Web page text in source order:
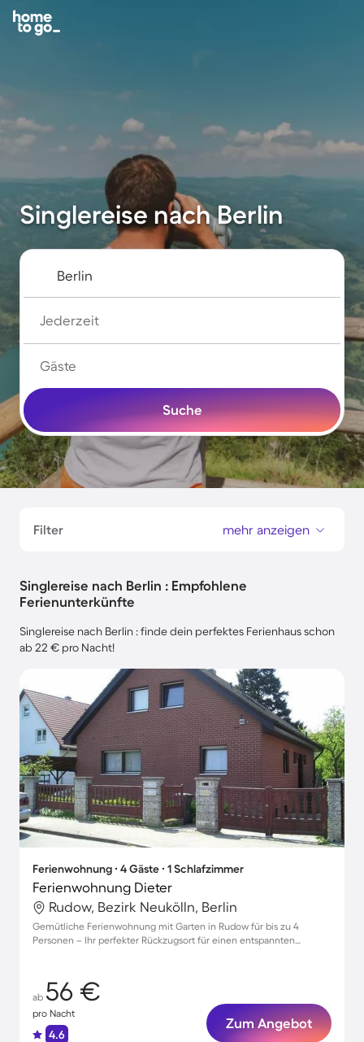
Singlereise nach Berlin
Jederzeit
Gäste
Suche
Filter mehr anzeigen
Singlereise nach Berlin : Empfohlene
Ferienunterkünfte
Singlereise nach Berlin : finde dein perfektes Ferienhaus schon
ab 22 € pro Nacht!
Ferienwohnung ∙ 4 Gäste ∙ 1 Schlafzimmer
Ferienwohnung Dieter
Rudow, Bezirk Neukölln, Berlin
Gemütliche Ferienwohnung mit Garten in Rudow für bis zu 4
Personen – Ihr perfekter Rückzugsort für einen entspannten
ab 56 €
pro Nacht
4.6
Zum Angebot